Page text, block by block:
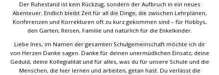
Der Ruhestand ist kein Rückzug, sondern der Aufbruch in ein neues
Abenteuer. Endlich bleibt Zeit für all die Dinge, die zwischen Lehrplänen,
Konferenzen und Korrekturen oft zu kurz gekommen sind – für Hobbys,
den Garten, Reisen, Familie und natürlich für die Enkelkinder.
Liebe Ines, im Namen der gesamten Schulgemeinschaft möchte ich dir
von Herzen Danke sagen. Danke für deinen unermüdlichen Einsatz, deine
Geduld, deine Kollegialität und für alles, was du für unsere Schule und die
Menschen, die hier lernen und arbeiten, getan hast. Du verlässt die